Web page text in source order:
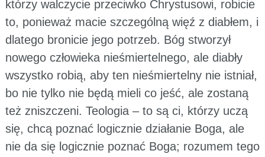
którzy walczycie przeciwko Chrystusowi, robicie
to, ponieważ macie szczególną więź z diabłem, i
dlatego bronicie jego potrzeb. Bóg stworzył
nowego człowieka nieśmiertelnego, ale diabły
wszystko robią, aby ten nieśmiertelny nie istniał,
bo nie tylko nie będą mieli co jeść, ale zostaną
też zniszczeni. Teologia – to są ci, którzy uczą
się, chcą poznać logicznie działanie Boga, ale
nie da się logicznie poznać Boga; rozumem tego